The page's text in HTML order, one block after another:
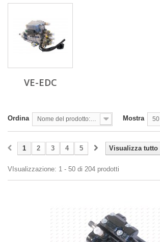
VE-EDC
Ordina Nome del prodotto: dalla A alla Z Mostra 50
Visualizza tutto
1 2 3 4 5
VIsualizzazione: 1 - 50 di 204 prodotti